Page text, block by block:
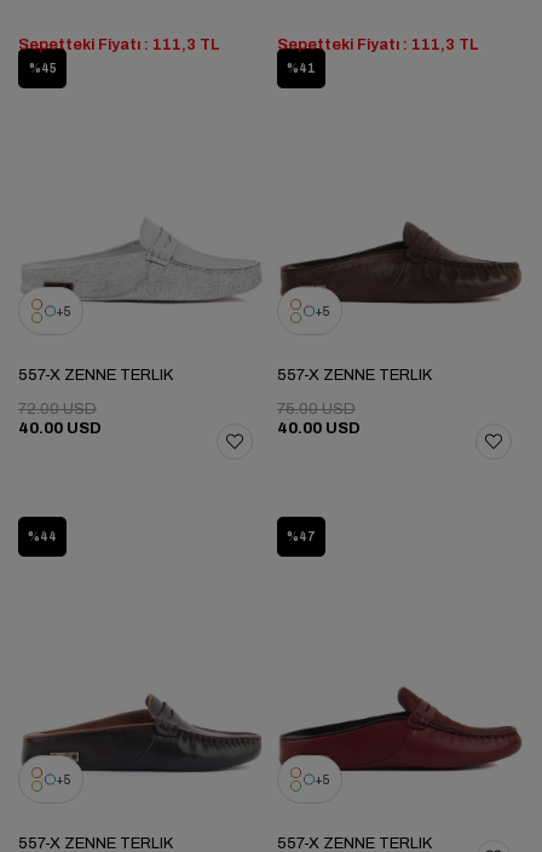
%45
Sepetteki Fiyatı : 111,3 TL
%41
Sepetteki Fiyatı : 111,3 TL
5
557-X ZENNE TERLIK
40.00 USD
72.00 USD
%44
5
557-X ZENNE TERLIK
40.00 USD
75.00 USD
%47
5
557-X ZENNE TERLIK
5
557-X ZENNE TERLIK